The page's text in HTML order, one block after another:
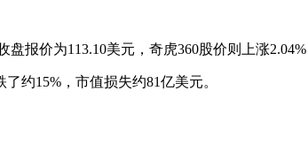
报价为113.10美元，奇虎360股价则上涨2.04%
约15%，市值损失约81亿美元。